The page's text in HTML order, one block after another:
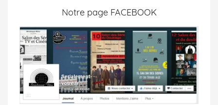
Notre page FACEBOOK